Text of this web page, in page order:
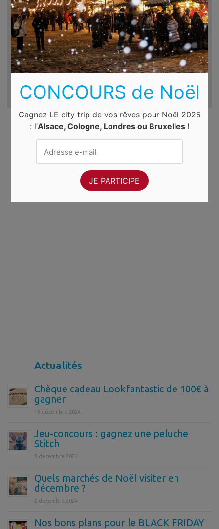
Du
lun. 10 août 2026
Au
mar. 11 août 2026
Actualités
Chèque cadeau Lookfantastic de 100€ à
gagner
16 décembre 2024
Jeu-concours : gagnez une peluche
Stitch
5 décembre 2024
Quels marchés de Noël visiter en
décembre ?
2 décembre 2024
Nos bons plans pour le BLACK FRIDAY
CONCOURS de Noël
Gagnez LE city trip de vos rêves pour Noël 2025
: l’Alsace, Cologne, Londres ou Bruxelles !